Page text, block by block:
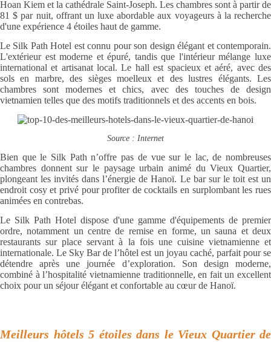
Hoan Kiem et la cathédrale Saint-Joseph. Les chambres sont à partir de
81 $ par nuit, offrant un luxe abordable aux voyageurs à la recherche
d'une expérience 4 étoiles haut de gamme.
Le Silk Path Hotel est connu pour son design élégant et contemporain.
L'extérieur est moderne et épuré, tandis que l'intérieur mélange luxe
international et artisanat local. Le hall est spacieux et aéré, avec des
sols en marbre, des sièges moelleux et des lustres élégants. Les
chambres sont modernes et chics, avec des touches de design
vietnamien telles que des motifs traditionnels et des accents en bois.
Source : Internet
Bien que le Silk Path n’offre pas de vue sur le lac, de nombreuses
chambres donnent sur le paysage urbain animé du Vieux Quartier,
plongeant les invités dans l’énergie de Hanoï. Le bar sur le toit est un
endroit cosy et privé pour profiter de cocktails en surplombant les rues
animées en contrebas.
Le Silk Path Hotel dispose d'une gamme d'équipements de premier
ordre, notamment un centre de remise en forme, un sauna et deux
restaurants sur place servant à la fois une cuisine vietnamienne et
internationale. Le Sky Bar de l’hôtel est un joyau caché, parfait pour se
détendre après une journée d’exploration. Son design moderne,
combiné à l’hospitalité vietnamienne traditionnelle, en fait un excellent
choix pour un séjour élégant et confortable au cœur de Hanoï.
Meilleurs hôtels 5 étoiles dans le Vieux Quartier de